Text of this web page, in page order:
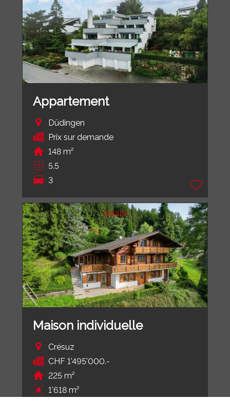
Appartement
Düdingen
Prix sur demande
148 m²
5.5
3
Maison individuelle
Crésuz
CHF 1'495'000.-
225 m²
1'618 m²